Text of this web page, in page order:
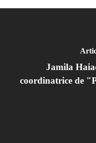
Jamila
coordinatrice de